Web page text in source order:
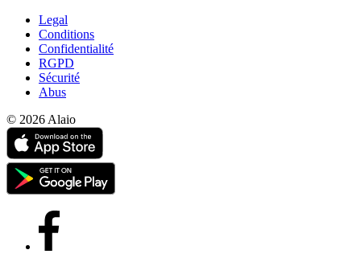
Legal
Conditions
Confidentialité
RGPD
Sécurité
Abus
© 2026 Alaio